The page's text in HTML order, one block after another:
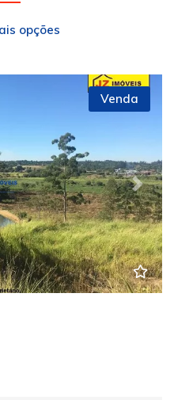
opções
Next
Venda